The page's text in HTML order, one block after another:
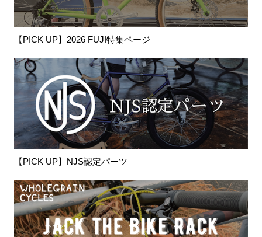
【PICK UP】2026 FUJI特集ページ
【PICK UP】NJS認定パーツ